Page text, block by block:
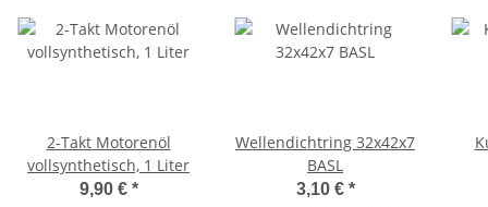
2-Takt Motorenöl
vollsynthetisch, 1 Liter
9,90 € *
Wellendichtring 32x42x7
BASL
3,10 € *